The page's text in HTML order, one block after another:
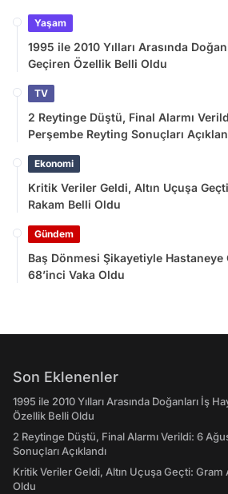
Yaşam
1995 ile 2010 Yılları Arasında
Geçiren Özellik Belli Oldu
TV
2 Reytinge Düştü, Final Alarmı
Perşembe Reyting Sonuçları
Ekonomi
Kritik Veriler Geldi, Altın Uçuşa
Rakam Belli Oldu
Gündem
Baş Dönmesi Şikayetiyle Hastaneye
68’inci Vaka Oldu
Son Eklenenler
1995 ile 2010 Yılları Arasında Doğanları İş
Özellik Belli Oldu
2 Reytinge Düştü, Final Alarmı Verildi: 6
Sonuçları Açıklandı
Kritik Veriler Geldi, Altın Uçuşa Geçti: Gram
Oldu